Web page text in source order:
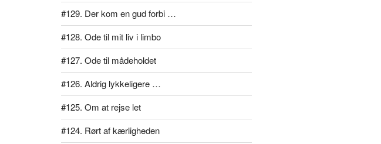
#129. Der kom en gud forbi …
#128. Ode til mit liv i limbo
#127. Ode til mådeholdet
#126. Aldrig lykkeligere …
#125. Om at rejse let
#124. Rørt af kærligheden